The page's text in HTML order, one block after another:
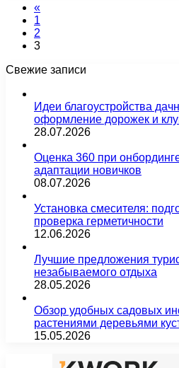
«
1
2
3
Свежие записи
Идеи благоустройства
оформление дорожек и
28.07.2026
Оценка 360 при
адаптации новичков
08.07.2026
Установка смесителя:
проверка герметичности
12.06.2026
Лучшие предложения
незабываемого отдыха
28.05.2026
Обзор удобных садовых
растениями деревьями
15.05.2026